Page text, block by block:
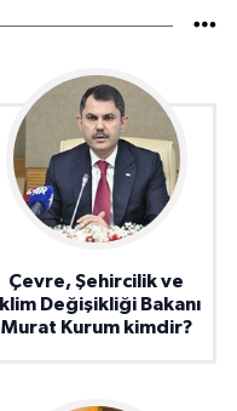
Çevre, Şehircilik ve
İklim Değişikliği Bakanı
Murat Kurum kimdir?